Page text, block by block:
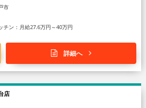
市
チン：月給27.6万円～40万円
詳細へ
店